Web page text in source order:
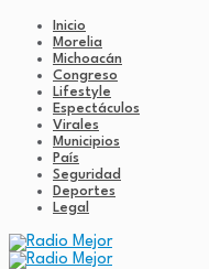
Inicio
Morelia
Michoacán
Congreso
Lifestyle
Espectáculos
Virales
Municipios
País
Seguridad
Deportes
Legal